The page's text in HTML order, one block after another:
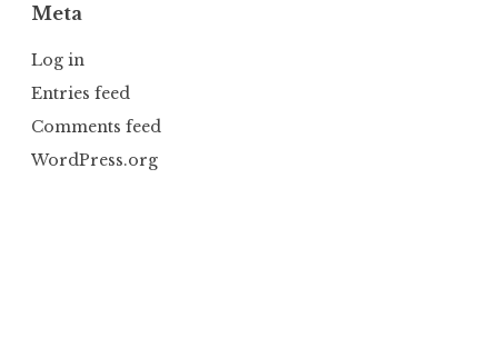
Meta
Log in
Entries feed
Comments feed
WordPress.org